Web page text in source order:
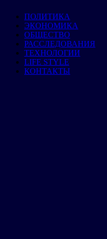
ПОЛИТИКА
ЭКОНОМИКА
ОБЩЕСТВО
РАССЛЕДОВАНИЯ
ТЕХНОЛОГИИ
LIFE STYLE
КОНТАКТЫ